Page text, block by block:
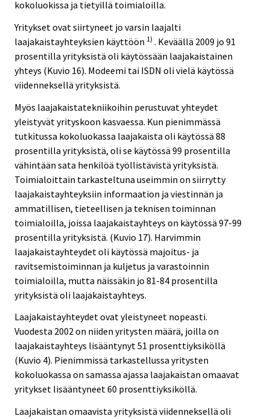
kokoluokissa ja tietyillä toimialoilla.
Yritykset ovat siirtyneet jo varsin laajalti
laajakaistayhteyksien käyttöön 1) . Keväällä 2009 jo 91
prosentilla yrityksistä oli käytössään laajakaistainen
yhteys (Kuvio 16). Modeemi tai ISDN oli vielä käytössä
viidenneksellä yrityksistä.
Myös laajakaistatekniikoihin perustuvat yhteydet
yleistyvät yrityskoon kasvaessa. Kun pienimmässä
tutkitussa kokoluokassa laajakaista oli käytössä 88
prosentilla yrityksistä, oli se käytössä 99 prosentilla
vähintään sata henkilöä työllistävistä yrityksistä.
Toimialoittain tarkasteltuna useimmin on siirrytty
laajakaistayhteyksiin informaation ja viestinnän ja
ammatillisen, tieteellisen ja teknisen toiminnan
toimialoilla, joissa laajakaistayhteys on käytössä 97-99
prosentilla yrityksistä. (Kuvio 17). Harvimmin
laajakaistayhteydet oli käytössä majoitus- ja
ravitsemistoiminnan ja kuljetus ja varastoinnin
toimialoilla, mutta näissäkin jo 81-84 prosentilla
yrityksistä oli laajakaistayhteys.
Laajakaistayhteydet ovat yleistyneet nopeasti.
Vuodesta 2002 on niiden yritysten määrä, joilla on
laajakaistayhteys lisääntynyt 51 prosenttiyksiköllä
(Kuvio 4). Pienimmissä tarkastellussa yritysten
kokoluokassa on samassa ajassa laajakaistan omaavat
yritykset lisääntyneet 60 prosenttiyksiköllä.
Laajakaistan omaavista yrityksistä viidenneksellä oli